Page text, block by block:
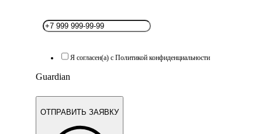
Я согласен(а) с Политикой конфиденциальности
Guardian
ОТПРАВИТЬ ЗАЯВКУ